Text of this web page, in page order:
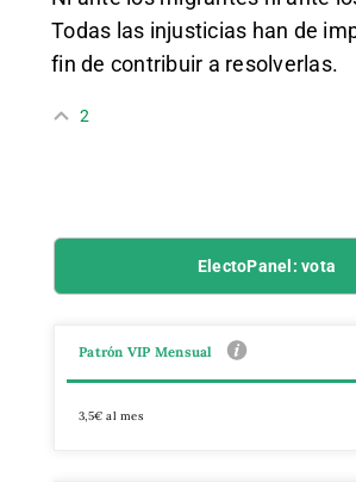
Todas las injusticias han de
fin de contribuir a resolverlas.
2
ElectoPanel: vota
Patrón VIP Mensual
3,5€ al mes